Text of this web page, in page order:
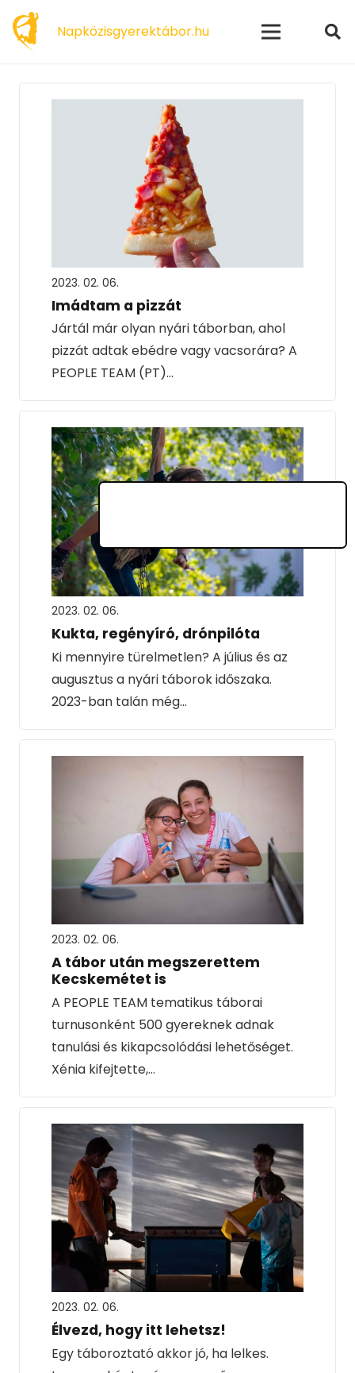
Napközisgyerektábor.hu
2023. 02. 06.
Imádtam a pizzát
Jártál már olyan nyári táborban, ahol
pizzát adtak ebédre vagy vacsorára? A
PEOPLE TEAM (PT)…
2023. 02. 06.
Kukta, regényíró, drónpilóta
Ki mennyire türelmetlen? A július és az
augusztus a nyári táborok időszaka.
2023-ban talán még…
2023. 02. 06.
A tábor után megszerettem
Kecskemétet is
A PEOPLE TEAM tematikus táborai
turnusonként 500 gyereknek adnak
tanulási és kikapcsolódási lehetőséget.
Xénia kifejtette,…
2023. 02. 06.
Élvezd, hogy itt lehetsz!
Egy táboroztató akkor jó, ha lelkes.